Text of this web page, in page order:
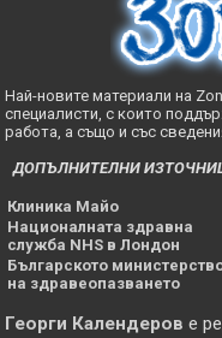
Най-новите материали на
специалисти, с които
работа, а също и със
ДОПЪЛНИТЕЛНИ
Клиника Майо
Националната здравна
служба NHS в Лондон
Българското
на здравеопазването
Георги Календеров е